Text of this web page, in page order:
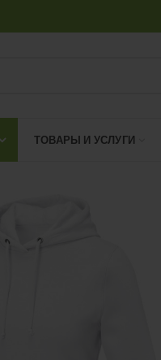
ТОВАРЫ И УСЛУГИ